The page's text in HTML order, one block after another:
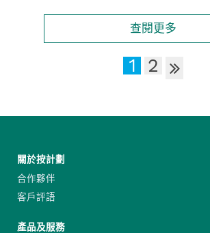
查閱更多
1 2
關於按計劃
合作夥伴
客戶評語
產品及服務